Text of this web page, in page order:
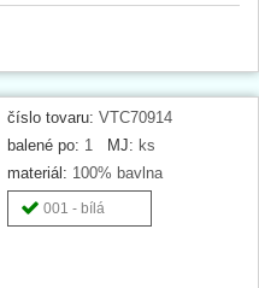
číslo tovaru: VTC70914
balené po: 1 MJ: ks
materiál: 100% bavlna
001 - bílá